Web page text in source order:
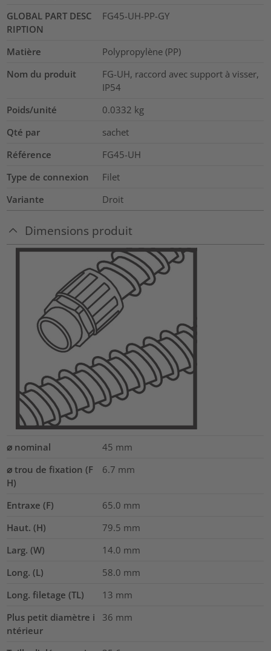
GLOBAL PART DESC
RIPTION
FG45-UH-PP-GY
Matière
Polypropylène (PP)
Nom du produit
FG-UH, raccord avec support à visser,
IP54
Poids/unité
0.0332 kg
Qté par
sachet
Référence
FG45-UH
Type de connexion
Filet
Variante
Droit
Dimensions produit
⌀ nominal 45 mm
⌀ trou de fixation (F
H)
6.7 mm
Entraxe (F) 65.0 mm
Haut. (H)
79.5 mm
Larg. (W)
14.0 mm
Long. (L)
58.0 mm
Long. filetage (TL)
13 mm
Plus petit diamètre i
ntérieur
36 mm